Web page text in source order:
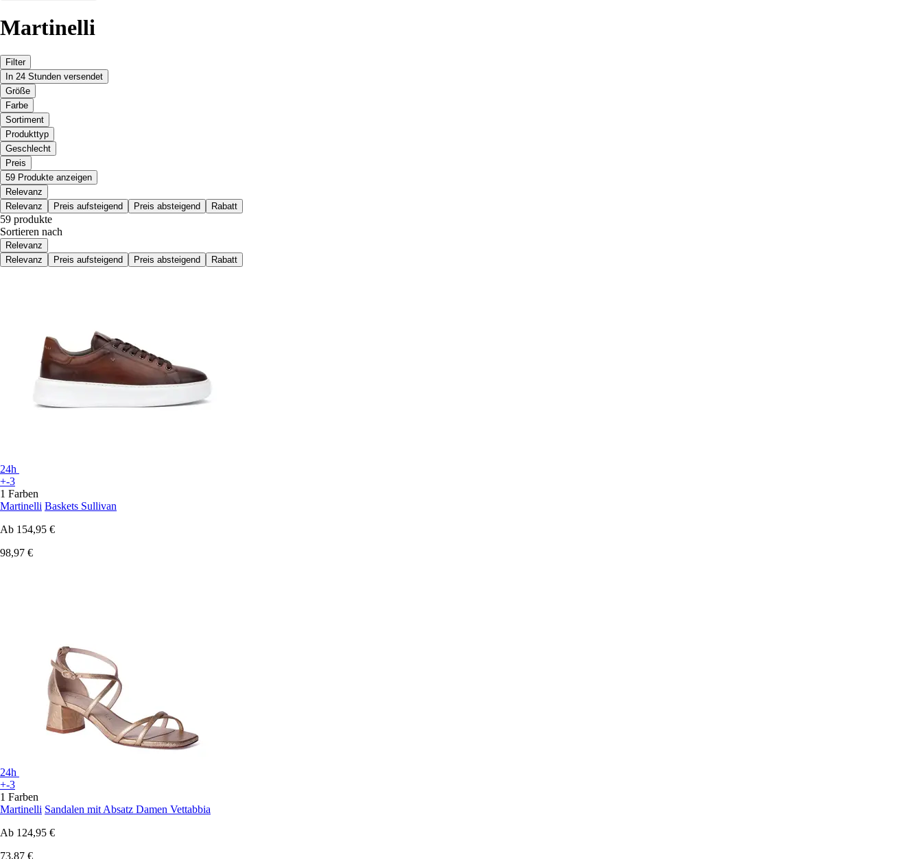
Martinelli
Filter
In 24 Stunden versendet
Größe
Farbe
Sortiment
Produkttyp
Geschlecht
Preis
59 Produkte anzeigen
Relevanz
Relevanz
Preis aufsteigend Preis absteigend Rabatt
59 produkte
Sortieren nach
Relevanz
Relevanz
Preis aufsteigend Preis absteigend Rabatt
24h
+-3
1 Farben
Martinelli Baskets Sullivan
Ab 154,95 €
98,97 €
24h
+-3
1 Farben
Martinelli Sandalen mit Absatz Damen Vettabbia
Ab 124,95 €
73,87 €